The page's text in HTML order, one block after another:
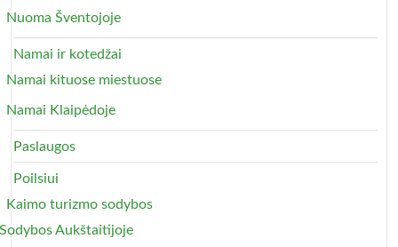
Nuoma Šventojoje
Namai ir kotedžai
Namai kituose miestuose
Namai Klaipėdoje
Paslaugos
Poilsiui
Kaimo turizmo sodybos
Sodybos Aukštaitijoje